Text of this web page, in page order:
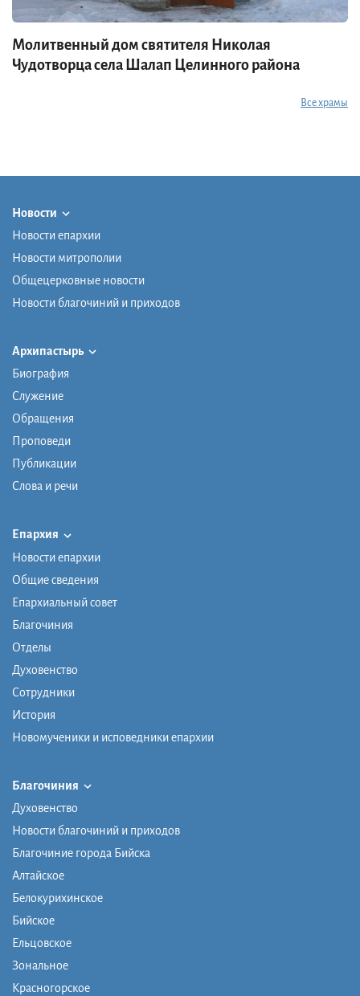
Молитвенный дом святителя Николая
Чудотворца села Шалап Целинного района
Все храмы
Новости
Новости епархии
Новости митрополии
Общецерковные новости
Новости благочиний и приходов
Архипастырь
Биография
Служение
Обращения
Проповеди
Публикации
Слова и речи
Епархия
Новости епархии
Общие сведения
Епархиальный совет
Благочиния
Отделы
Духовенство
Сотрудники
История
Новомученики и исповедники епархии
Благочиния
Духовенство
Новости благочиний и приходов
Благочиние города Бийска
Алтайское
Белокурихинское
Бийское
Ельцовское
Зональное
Красногорское